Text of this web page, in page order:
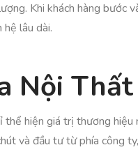
Khi khách hàng
lâu dài.
Nội
hiện giá trị thương
và đầu tư từ phía công